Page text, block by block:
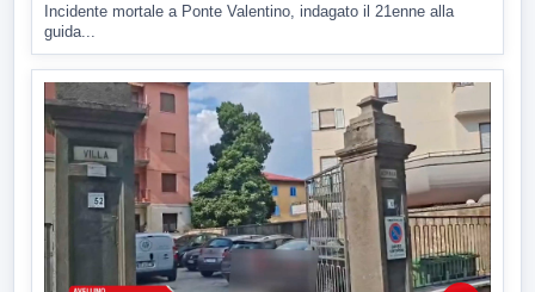
Incidente mortale a Ponte Valentino, indagato il 21enne alla
guida...